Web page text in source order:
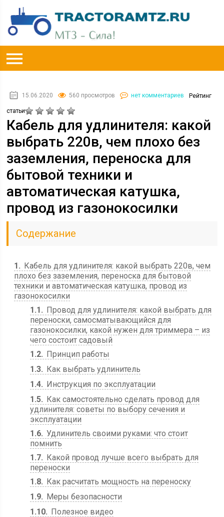
15.06.2020 560 просмотров нет комментариев Рейтинг
статьи
Кабель для удлинителя: какой
выбрать 220в, чем плохо без
заземления, переноска для
бытовой техники и
автоматическая катушка,
провод из газонокосилки
Содержание
1
Кабель для удлинителя: какой выбрать 220в, чем
плохо без заземления, переноска для бытовой
техники и автоматическая катушка, провод из
газонокосилки
1.1
Провод для удлинителя: какой выбрать для
переноски, самосматывающийся для
газонокосилки, какой нужен для триммера – из
чего состоит садовый
1.2
Принцип работы
1.3
Как выбрать удлинитель
1.4
Инструкция по эксплуатации
1.5
Как самостоятельно сделать провод для
удлинителя: советы по выбору сечения и
эксплуатации
1.6 Удлинитель своими руками: что стоит
помнить
1.7
Какой провод лучше всего выбрать для
переноски
1.8
Как расчитать мощность на переноску
1.9
Меры безопасности
1.10
Полезное видео